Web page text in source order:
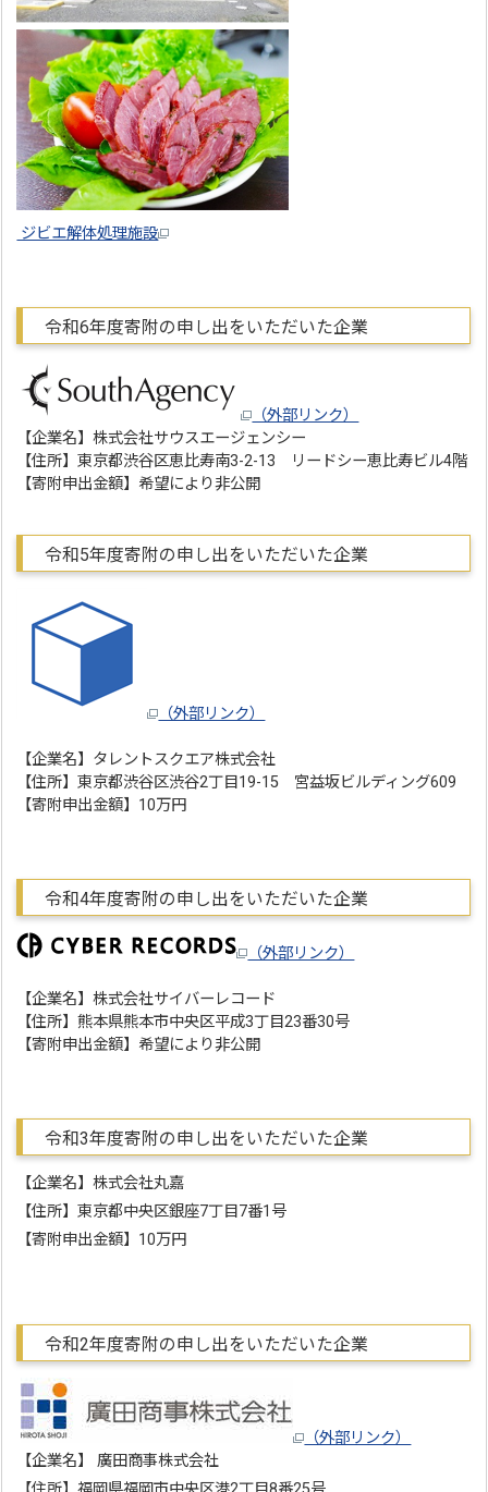
ジビエ解体処理施設
令和6年度寄附の申し出をいただいた企業
（外部リンク）
【企業名】株式会社サウスエージェンシー
【住所】東京都渋谷区恵比寿南3-2-13 リードシー恵比寿ビル4階
【寄附申出金額】希望により非公開
令和5年度寄附の申し出をいただいた企業
（外部リンク）
【企業名】タレントスクエア株式会社
【住所】東京都渋谷区渋谷2丁目19-15 宮益坂ビルディング609
【寄附申出金額】10万円
令和4年度寄附の申し出をいただいた企業
（外部リンク）
【企業名】株式会社サイバーレコード
【住所】熊本県熊本市中央区平成3丁目23番30号
【寄附申出金額】希望により非公開
令和3年度寄附の申し出をいただいた企業
【企業名】株式会社丸嘉
【住所】東京都中央区銀座7丁目7番1号
【寄附申出金額】10万円
令和2年度寄附の申し出をいただいた企業
（外部リンク）
【企業名】 廣田商事株式会社